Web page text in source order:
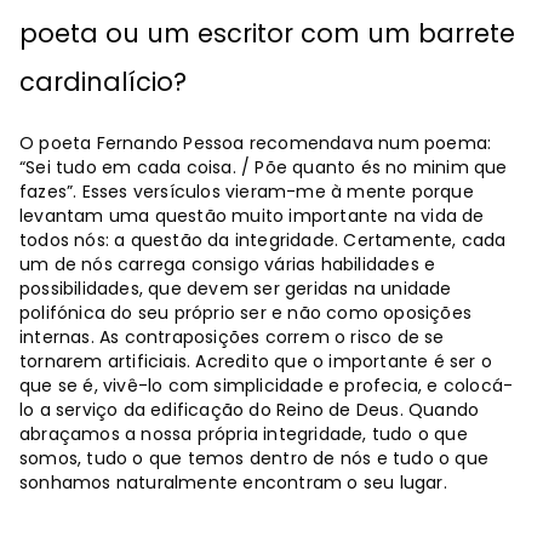
poeta ou um escritor com um barrete
cardinalício?
O poeta Fernando Pessoa recomendava num poema:
“Sei tudo em cada coisa. / Põe quanto és no minim que
fazes”. Esses versículos vieram-me à mente porque
levantam uma questão muito importante na vida de
todos nós: a questão da integridade. Certamente, cada
um de nós carrega consigo várias habilidades e
possibilidades, que devem ser geridas na unidade
polifónica do seu próprio ser e não como oposições
internas. As contraposições correm o risco de se
tornarem artificiais. Acredito que o importante é ser o
que se é, vivê-lo com simplicidade e profecia, e colocá-
lo a serviço da edificação do Reino de Deus. Quando
abraçamos a nossa própria integridade, tudo o que
somos, tudo o que temos dentro de nós e tudo o que
sonhamos naturalmente encontram o seu lugar.